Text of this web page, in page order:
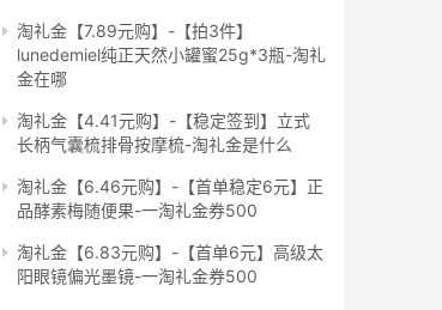
淘礼金【7.89元购】-【拍3件】
lunedemiel纯正天然小罐蜜25g*3瓶-淘礼
金在哪
淘礼金【4.41元购】-【稳定签到】立式
长柄气囊梳排骨按摩梳-淘礼金是什么
淘礼金【6.46元购】-【首单稳定6元】正
品酵素梅随便果-一淘礼金券500
淘礼金【6.83元购】-【首单6元】高级太
阳眼镜偏光墨镜-一淘礼金券500